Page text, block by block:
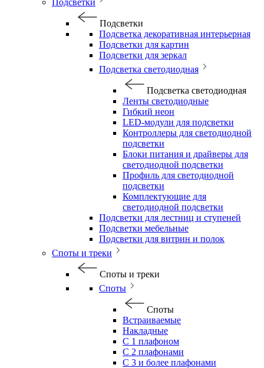
Подсветки
Подсветки
Подсветка декоративная интерьерная
Подсветки для картин
Подсветки для зеркал
Подсветка светодиодная
Подсветка светодиодная
Ленты светодиодные
Гибкий неон
LED-модули для подсветки
Контроллеры для светодиодной
подсветки
Блоки питания и драйверы для
светодиодной подсветки
Профиль для светодиодной
подсветки
Комплектующие для
светодиодной подсветки
Подсветки для лестниц и ступеней
Подсветки мебельные
Подсветки для витрин и полок
Споты и треки
Споты и треки
Споты
Споты
Встраиваемые
Накладные
С 1 плафоном
С 2 плафонами
С 3 и более плафонами